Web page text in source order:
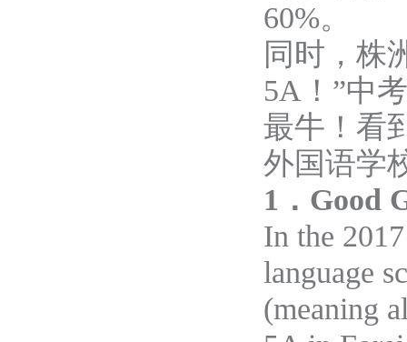
60%。
同时，株
5A！”中
最牛！ 看
外国语学
1 ． Good
In the
language
(meaning